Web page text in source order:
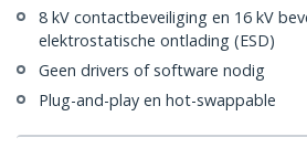
8 kV contactbeveiliging en 16 kV
elektrostatische ontlading (ESD)
Geen drivers of software nodig
Plug-and-play en hot-swappable